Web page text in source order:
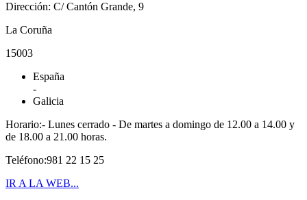
Dirección: C/ Cantón Grande, 9
La Coruña
15003
España
-
Galicia
Horario:- Lunes cerrado - De martes a domingo de 12.00 a 14.00 y
de 18.00 a 21.00 horas.
Teléfono:981 22 15 25
IR A LA WEB...